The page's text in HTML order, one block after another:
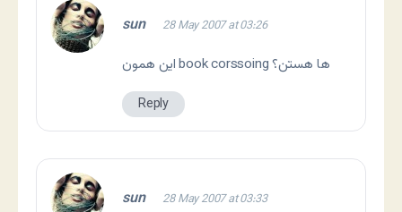
sun 28 May 2007 at 03:26
این همون book corssoing ها هستن؟
Reply
sun 28 May 2007 at 03:33